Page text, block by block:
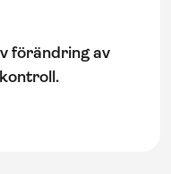
förändring av